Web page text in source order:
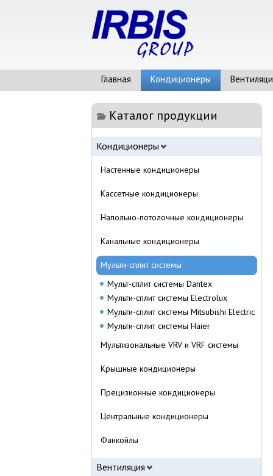
Главная Кондиционеры
Каталог продукции
Кондиционеры
Настенные кондиционеры
Кассетные кондиционеры
Напольно-потолочные кондиционеры
Канальные кондиционеры
Мульти-сплит системы
Мульт-сплит системы Dantex
Мульти-сплит системы Electrolux
Мульти-сплит системы Mitsubishi Electric
Мульти-сплит системы Haier
Мультизональные VRV и VRF системы
Крышные кондиционеры
Прецизионные кондиционеры
Центральные кондиционеры
Фанкойлы
Вентиляция